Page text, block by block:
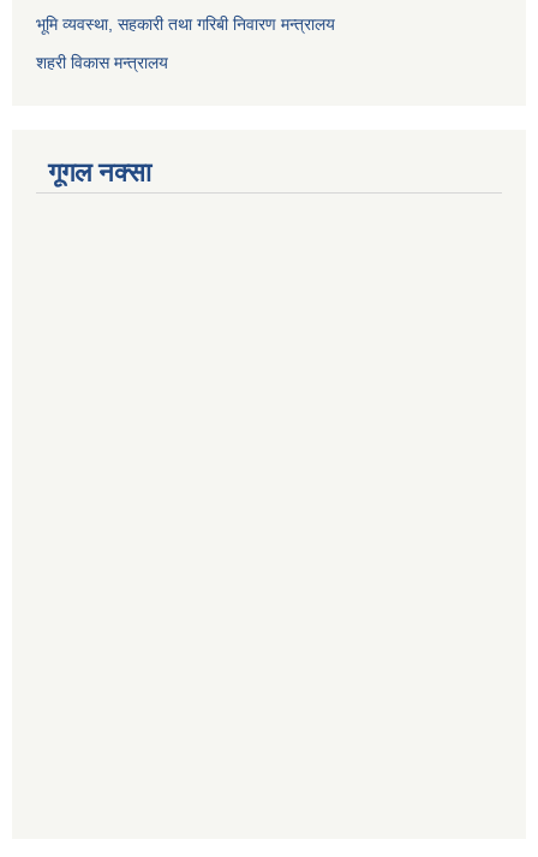
भूमि व्यवस्था, सहकारी तथा गरिबी निवारण मन्त्रालय
शहरी विकास मन्त्रालय
गूगल नक्सा